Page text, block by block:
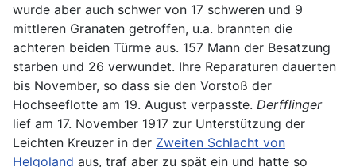
wurde aber auch schwer von 17 schweren und 9
mittleren Granaten getroffen, u.a. brannten die
achteren beiden Türme aus. 157 Mann der Besatzung
starben und 26 verwundet. Ihre Reparaturen dauerten
bis November, so dass sie den Vorstoß der
Hochseeflotte am 19. August verpasste. Derfflinger
lief am 17. November 1917 zur Unterstützung der
Leichten Kreuzer in der Zweiten Schlacht von
Helgoland aus, traf aber zu spät ein und hatte so